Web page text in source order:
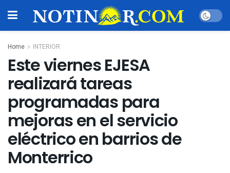
Home INTERIOR
Este viernes EJESA
realizará tareas
programadas para
mejoras en el servicio
eléctrico en barrios de
Monterrico